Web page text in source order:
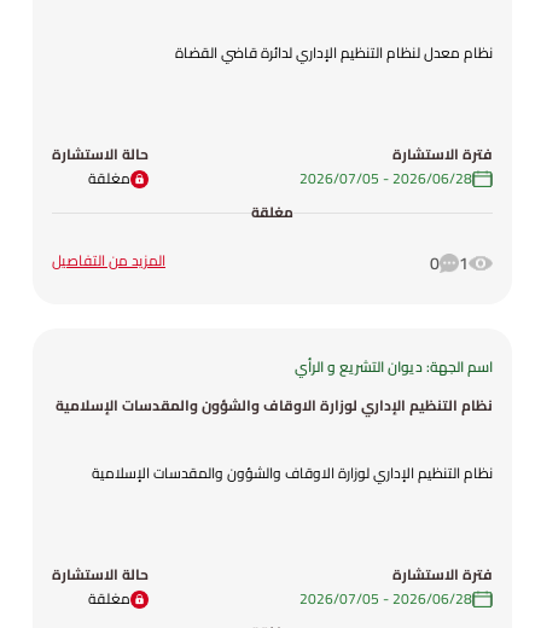
نظام معدل لنظام التنظيم الإداري لدائرة قاضي القضاة
فترة الاستشارة
28‏/06‏/2026
-
05‏/07‏/2026
حالة الاستشارة
مغلقة
مغلقة
1
0 المزيد من التفاصيل
اسم الجهة: ديوان التشريع و الرأي
نظام التنظيم الإداري لوزارة الاوقاف والشؤون والمقدسات الإسلامية
نظام التنظيم الإداري لوزارة الاوقاف والشؤون والمقدسات الإسلامية
فترة الاستشارة
28‏/06‏/2026
-
05‏/07‏/2026
حالة الاستشارة
مغلقة